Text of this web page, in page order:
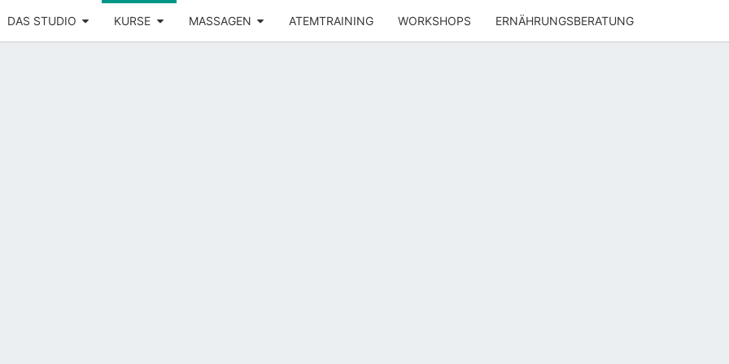
DAS STUDIO KURSE MASSAGEN ATEMTRAINING WORKSHOPS ERNÄHRUNGSBERATUNG